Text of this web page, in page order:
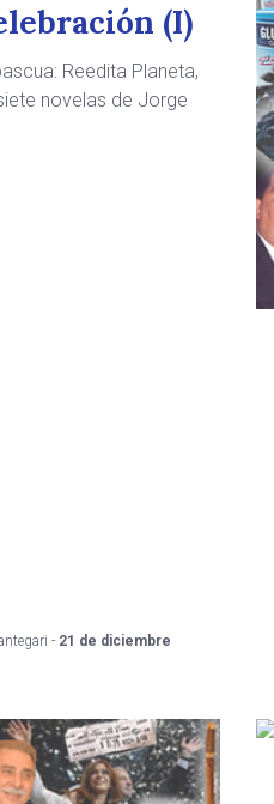
(I)
Reedita Planeta,
novelas de Jorge
- 21 de diciembre